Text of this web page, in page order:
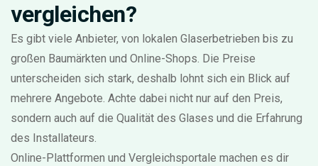
vergleichen?
Es gibt viele Anbieter, von lokalen Glaserbetrieben bis zu
großen Baumärkten und Online-Shops. Die Preise
unterscheiden sich stark, deshalb lohnt sich ein Blick auf
mehrere Angebote. Achte dabei nicht nur auf den Preis,
sondern auch auf die Qualität des Glases und die Erfahrung
des Installateurs.
Online-Plattformen und Vergleichsportale machen es dir